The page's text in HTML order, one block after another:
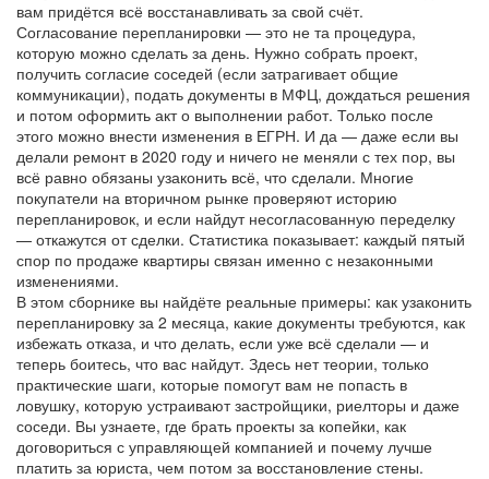
вам придётся всё восстанавливать за свой счёт.
Согласование перепланировки — это не та процедура,
которую можно сделать за день. Нужно собрать проект,
получить согласие соседей (если затрагивает общие
коммуникации), подать документы в МФЦ, дождаться решения
и потом оформить акт о выполнении работ. Только после
этого можно внести изменения в ЕГРН. И да — даже если вы
делали ремонт в 2020 году и ничего не меняли с тех пор, вы
всё равно обязаны узаконить всё, что сделали. Многие
покупатели на вторичном рынке проверяют историю
перепланировок, и если найдут несогласованную переделку
— откажутся от сделки. Статистика показывает: каждый пятый
спор по продаже квартиры связан именно с незаконными
изменениями.
В этом сборнике вы найдёте реальные примеры: как узаконить
перепланировку за 2 месяца, какие документы требуются, как
избежать отказа, и что делать, если уже всё сделали — и
теперь боитесь, что вас найдут. Здесь нет теории, только
практические шаги, которые помогут вам не попасть в
ловушку, которую устраивают застройщики, риелторы и даже
соседи. Вы узнаете, где брать проекты за копейки, как
договориться с управляющей компанией и почему лучше
платить за юриста, чем потом за восстановление стены.